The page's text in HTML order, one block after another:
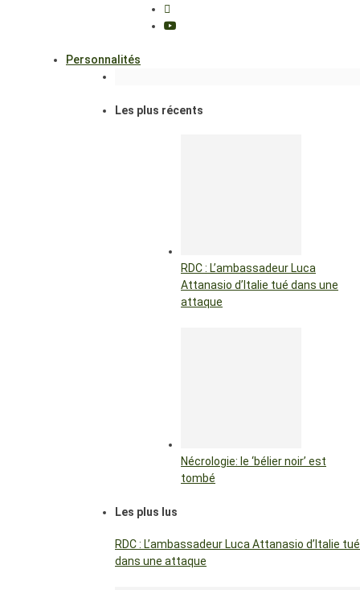
Personnalités
Les plus récents
RDC : L’ambassadeur Luca
Attanasio d’Italie tué dans une
attaque
Nécrologie: le ‘bélier noir’ est
tombé
Les plus lus
RDC : L’ambassadeur Luca Attanasio d’Italie tué
dans une attaque